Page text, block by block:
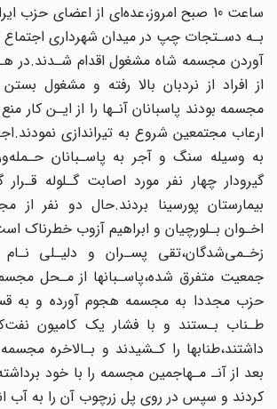
ساعت 10 صبح امروز،عده‌ای از‌ اعضای‌ حزب‌
بـه دسـتجات‌ چپ‌ در‌ میدان شهرداری اجتماع
آوردن مجسمه شاه مشغول اقدام شـدند.در
از افراد از نردبان‌ بالا‌ رفته‌ و مشغول بستن
مجسمه بودند پاسبانان‌‌ آنـها‌ را از ایـن کار منع
ارعاب مجتمعین شروع به تیراندازی
به وسیله‌ سنگ‌ و آجر‌ به پاسـبانان
گیرودار چهار نفر مورد‌ اصابت گـلوله قـرار
بیمارستان پورسینا بردند.حال دو نفر از
اخـوان‌ بـلورچیان‌ و ابراهیم آزوب خطرناک است
زخـمی‌شدگان،تقی‌ پسـران‌ و دلیـلی‌ نـام
جمعیت متفرق شده،پاسـبانها از مـحل
حزب‌ مجددا‌ به‌ مجسمه هجوم آورده و به
طـناب بـستند و با فشار یک‌ کامیون‌
داشتند،طنابها را کـشیدند و بـالاخره مجسمه
بعد از‌ آنـ‌ مـهاجمین‌ مجسمه را با خود
کردند و سپس در روی پل‌ زرچوب‌ آن‌ را به آب